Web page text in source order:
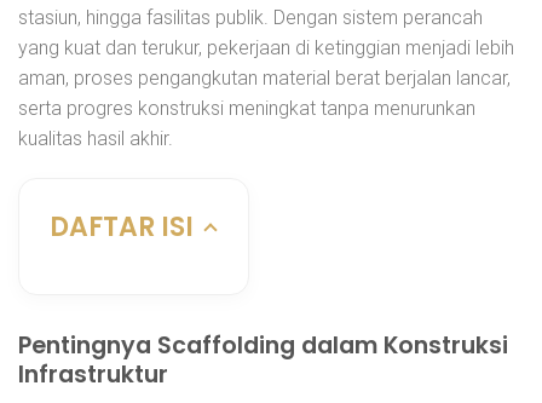
stasiun, hingga fasilitas publik. Dengan sistem perancah
yang kuat dan terukur, pekerjaan di ketinggian menjadi lebih
aman, proses pengangkutan material berat berjalan lancar,
serta progres konstruksi meningkat tanpa menurunkan
kualitas hasil akhir.
DAFTAR ISI
Pentingnya Scaffolding dalam Konstruksi
Infrastruktur